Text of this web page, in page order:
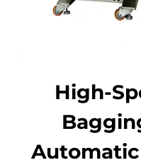
High-
Automatic